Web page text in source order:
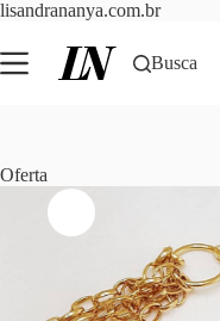
lisandrananya.com.brPular
o
conteúdo
Busca
Oferta